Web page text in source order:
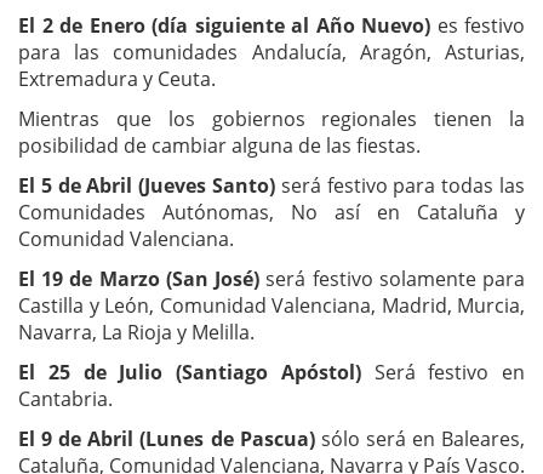
El 2 de Enero (día siguiente al Año Nuevo) es festivo
para las comunidades Andalucía, Aragón, Asturias,
Extremadura y Ceuta.
Mientras que los gobiernos regionales tienen la
posibilidad de cambiar alguna de las fiestas.
El 5 de Abril (Jueves Santo) será festivo para todas las
Comunidades Autónomas, No así en Cataluña y
Comunidad Valenciana.
El 19 de Marzo (San José) será festivo solamente para
Castilla y León, Comunidad Valenciana, Madrid, Murcia,
Navarra, La Rioja y Melilla.
El 25 de Julio (Santiago Apóstol)Será festivo en
Cantabria.
El 9 de Abril (Lunes de Pascua)sólo será en Baleares,
Cataluña, Comunidad Valenciana, Navarra y País Vasco.